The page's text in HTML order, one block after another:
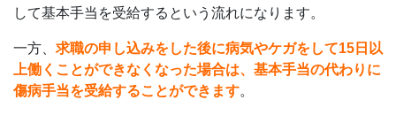
して基本手当を受給するという流れになります。
一方、 求職の申し込みをした後に病気やケガをして15日以
上働くことができなくなった場合は、基本手当の代わりに
傷病手当を受給することができます。